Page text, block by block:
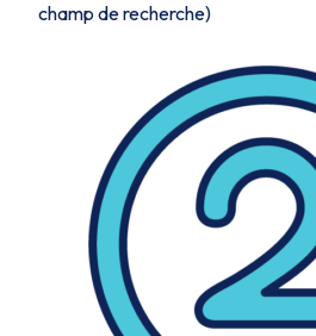
champ de recherche)